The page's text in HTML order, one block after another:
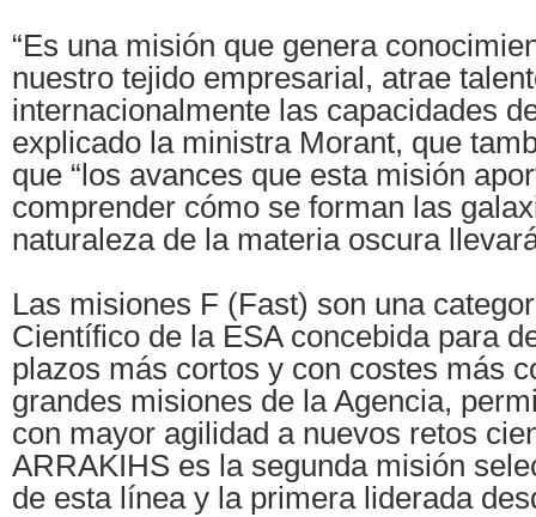
“Es una misión que genera
nuestro tejido empresarial, atrae
internacionalmente las capacidades
explicado la ministra Morant, que
que “los avances que esta misión
comprender cómo se forman las
naturaleza de la materia oscura
Las misiones F (Fast) son una
Científico de la ESA concebida para
plazos más cortos y con costes más
grandes misiones de la Agencia,
con mayor agilidad a nuevos retos
ARRAKIHS es la segunda misión
de esta línea y la primera liderada